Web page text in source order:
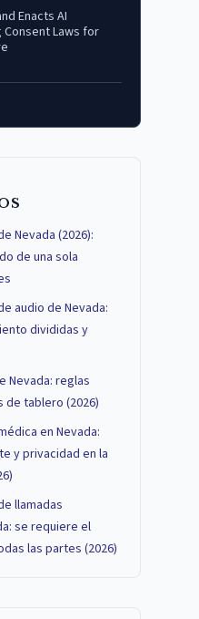
Enacts AI
Consent Laws for
Nevada (2026):
de una sola
audio de Nevada:
divididas y
Nevada: reglas
de tablero (2026)
en Nevada:
y privacidad en la
llamadas
se requiere el
las partes (2026)